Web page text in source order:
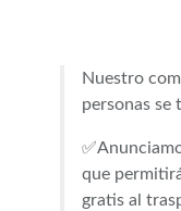
Nuestro
personas se
que
gratis al